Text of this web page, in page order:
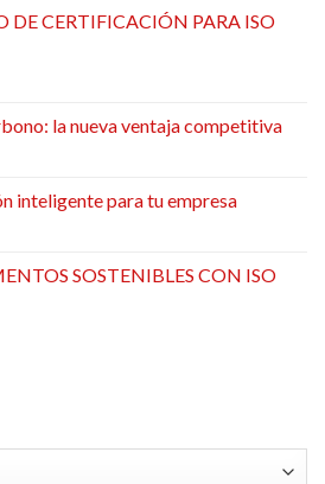
DE CERTIFICACIÓN PARA ISO
la nueva ventaja competitiva
inteligente para tu empresa
SOSTENIBLES CON ISO